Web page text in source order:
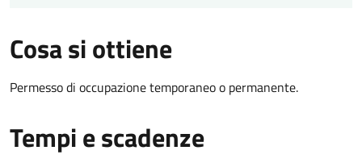
Cosa si ottiene
Permesso di occupazione temporaneo o permanente.
Tempi e scadenze